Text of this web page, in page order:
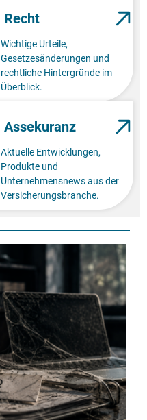
Recht
Wichtige Urteile,
Gesetzesänderungen und
rechtliche Hintergründe im
Überblick.
Assekuranz
Aktuelle Entwicklungen,
Produkte und
Unternehmensnews aus der
Versicherungsbranche.